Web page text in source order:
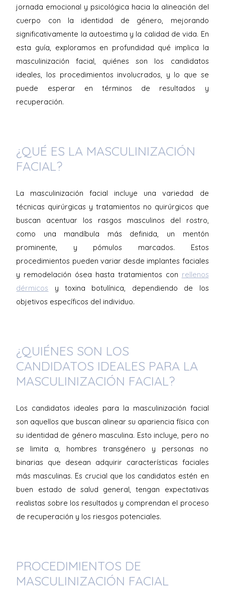
jornada emocional y psicológica hacia la alineación del
cuerpo con la identidad de género, mejorando
significativamente la autoestima y la calidad de vida. En
esta guía, exploramos en profundidad qué implica la
masculinización facial, quiénes son los candidatos
ideales, los procedimientos involucrados, y lo que se
puede esperar en términos de resultados y
recuperación.
¿QUÉ ES LA MASCULINIZACIÓN
FACIAL?
La masculinización facial incluye una variedad de
técnicas quirúrgicas y tratamientos no quirúrgicos que
buscan acentuar los rasgos masculinos del rostro,
como una mandíbula más definida, un mentón
prominente, y pómulos marcados. Estos
procedimientos pueden variar desde implantes faciales
y remodelación ósea hasta tratamientos con rellenos
dérmicos y toxina botulínica, dependiendo de los
objetivos específicos del individuo.
¿QUIÉNES SON LOS
CANDIDATOS IDEALES PARA LA
MASCULINIZACIÓN FACIAL?
Los candidatos ideales para la masculinización facial
son aquellos que buscan alinear su apariencia física con
su identidad de género masculina. Esto incluye, pero no
se limita a, hombres transgénero y personas no
binarias que desean adquirir características faciales
más masculinas. Es crucial que los candidatos estén en
buen estado de salud general, tengan expectativas
realistas sobre los resultados y comprendan el proceso
de recuperación y los riesgos potenciales.
PROCEDIMIENTOS DE
MASCULINIZACIÓN FACIAL